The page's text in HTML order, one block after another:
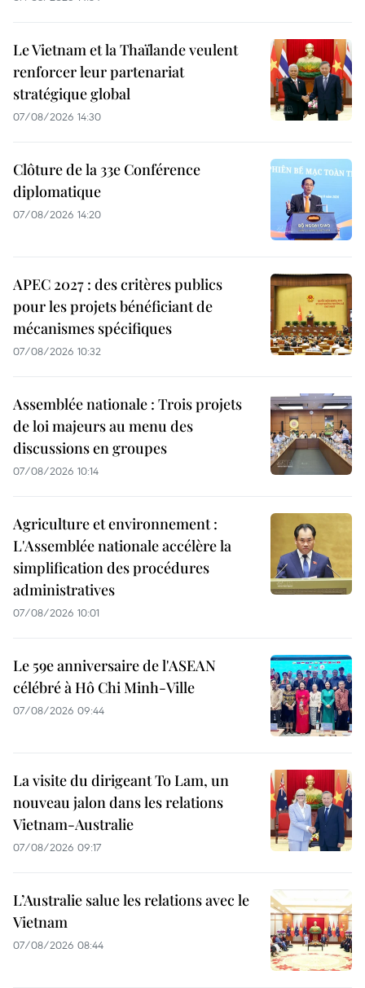
Le Vietnam et la Thaïlande veulent
renforcer leur partenariat
stratégique global
07/08/2026 14:30
Clôture de la 33e Conférence
diplomatique
07/08/2026 14:20
APEC 2027 : des critères publics
pour les projets bénéficiant de
mécanismes spécifiques
07/08/2026 10:32
Assemblée nationale : Trois projets
de loi majeurs au menu des
discussions en groupes
07/08/2026 10:14
Agriculture et environnement :
L'Assemblée nationale accélère la
simplification des procédures
administratives
07/08/2026 10:01
Le 59e anniversaire de l'ASEAN
célébré à Hô Chi Minh-Ville
07/08/2026 09:44
La visite du dirigeant To Lam, un
nouveau jalon dans les relations
Vietnam-Australie
07/08/2026 09:17
L’Australie salue les relations avec le
Vietnam
07/08/2026 08:44